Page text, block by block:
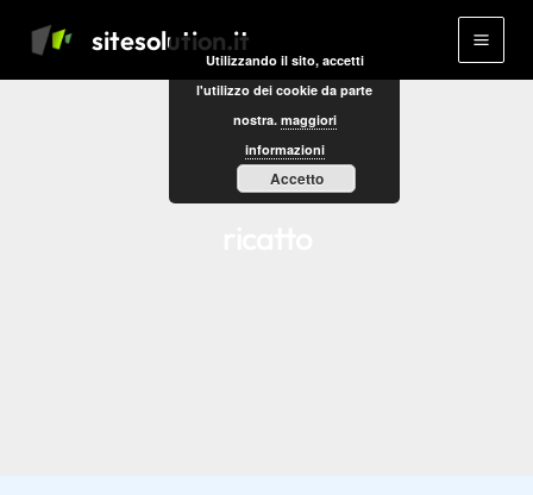
sitesolution.it
Main
Utilizzando il sito, accetti
l'utilizzo dei cookie da parte
nostra. maggiori
informazioni
Accetto